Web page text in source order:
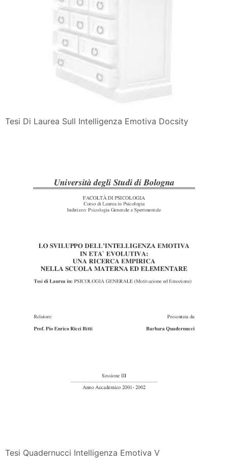
Tesi Di Laurea Sull Intelligenza Emotiva Docsity
Tesi Quadernucci Intelligenza Emotiva V